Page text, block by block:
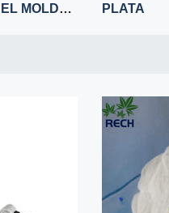
ALEACIONES PARA EL MOLDEO PELTRE PLATA